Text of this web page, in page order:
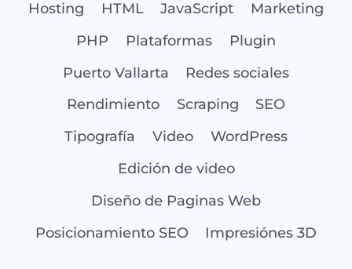
Hosting
HTML JavaScript
Marketing
PHP
Plataformas
Plugin
Puerto Vallarta
Redes sociales
Rendimiento
Scraping
SEO
Tipografía
Video
WordPress
Edición de video
Diseño de Paginas Web
Posicionamiento SEO
Impresiónes 3D